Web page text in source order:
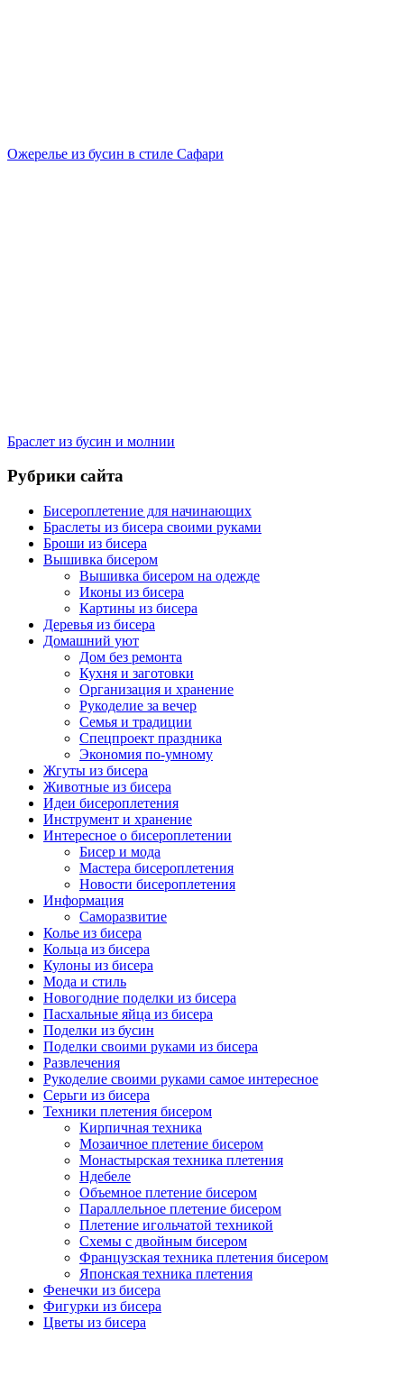
Ожерелье из бусин в стиле Сафари
Браслет из бусин и молнии
Рубрики сайта
Бисероплетение для начинающих
Браслеты из бисера своими руками
Броши из бисера
Вышивка бисером
Вышивка бисером на одежде
Иконы из бисера
Картины из бисера
Деревья из бисера
Домашний уют
Дом без ремонта
Кухня и заготовки
Организация и хранение
Рукоделие за вечер
Семья и традиции
Спецпроект праздника
Экономия по-умному
Жгуты из бисера
Животные из бисера
Идеи бисероплетения
Инструмент и хранение
Интересное о бисероплетении
Бисер и мода
Мастера бисероплетения
Новости бисероплетения
Информация
Саморазвитие
Колье из бисера
Кольца из бисера
Кулоны из бисера
Мода и стиль
Новогодние поделки из бисера
Пасхальные яйца из бисера
Поделки из бусин
Поделки своими руками из бисера
Развлечения
Рукоделие своими руками самое интересное
Серьги из бисера
Техники плетения бисером
Кирпичная техника
Мозаичное плетение бисером
Монастырская техника плетения
Ндебеле
Объемное плетение бисером
Параллельное плетение бисером
Плетение игольчатой техникой
Схемы с двойным бисером
Французская техника плетения бисером
Японская техника плетения
Фенечки из бисера
Фигурки из бисера
Цветы из бисера